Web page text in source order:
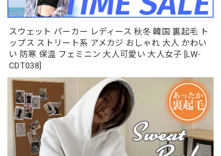
スウェット パーカー レディース 秋冬 韓国 裏起毛 ト
ップス ストリート系 アメカジ おしゃれ 大人 かわい
い 防寒 保温 フェミニン 大人可愛い 大人女子 [LW-
CDT038]